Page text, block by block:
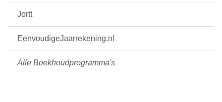
Jortt
EenvoudigeJaarrekening.nl
Alle Boekhoudprogramma's